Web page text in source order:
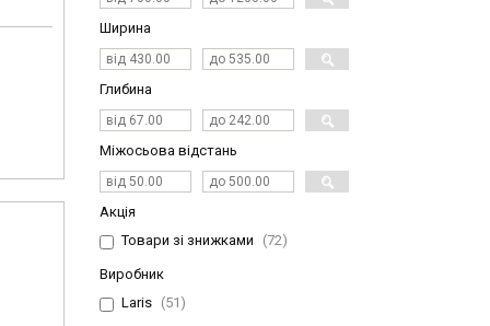
Ширина
Глибина
Міжосьова відстань
Акція
Товари зі знижками
72
Виробник
Laris
51